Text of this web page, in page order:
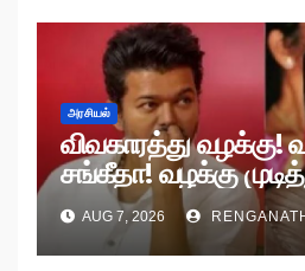
அரசியல்
விவகாரத்து வழக்கு!
சங்கீதா! வழக்கு
AUG 7, 2026